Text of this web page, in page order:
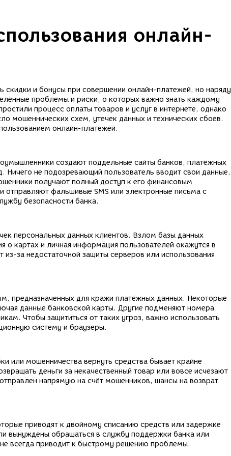
онлайн-
скидки и бонусы при совершении онлайн-платежей, но наряду
проблемы и риски, о которых важно знать каждому
процесс оплаты товаров и услуг в интернете, однако
мошеннических схем, утечек данных и технических сбоев.
онлайн-платежей.
создают поддельные сайты банков, платёжных
Ничего не подозревающий пользователь вводит свои данные,
получают полный доступ к его финансовым
отправляют фальшивые SMS или электронные письма с
безопасности банка.
персональных данных клиентов. Взлом базы данных
картах и личная информация пользователей окажутся в
за недостаточной защиты серверов или использования
предназначенных для кражи платёжных данных. Некоторые
данные банковской карты. Другие подменяют номера
Чтобы защититься от таких угроз, важно использовать
систему и браузеры.
или мошенничества вернуть средства бывает крайне
деньги за некачественный товар или вовсе исчезают
напрямую на счёт мошенников, шансы на возврат
приводят к двойному списанию средств или задержке
вынуждены обращаться в службу поддержки банка или
всегда приводит к быстрому решению проблемы.